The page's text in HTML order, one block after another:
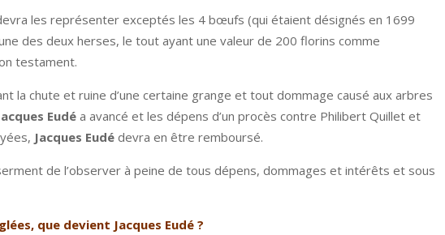
les représenter exceptés les 4 bœufs (qui étaient désignés en 1699
des deux herses, le tout ayant une valeur de 200 florins comme
testament.
la chute et ruine d’une certaine grange et tout dommage causé aux arbres
Eudé a avancé et les dépens d’un procès contre Philibert Quillet et
Jacques Eudé devra en être remboursé.
de l’observer à peine de tous dépens, dommages et intérêts et sous
que devient Jacques Eudé ?